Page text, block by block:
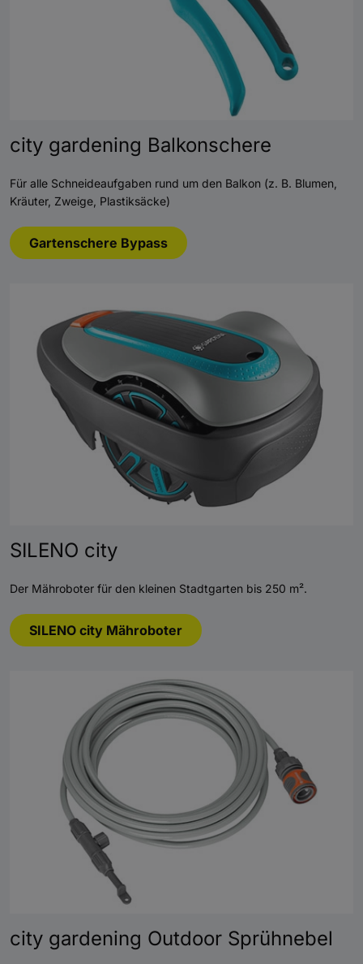
city gardening Balkonschere
Für alle Schneideaufgaben rund um den Balkon (z. B. Blumen,
Kräuter, Zweige, Plastiksäcke)
Gartenschere Bypass
SILENO city
Der Mähroboter für den kleinen Stadtgarten bis 250 m².
SILENO city Mähroboter
city gardening Outdoor Sprühnebel